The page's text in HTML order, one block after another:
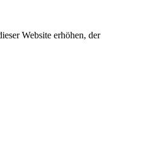
Website erhöhen, der